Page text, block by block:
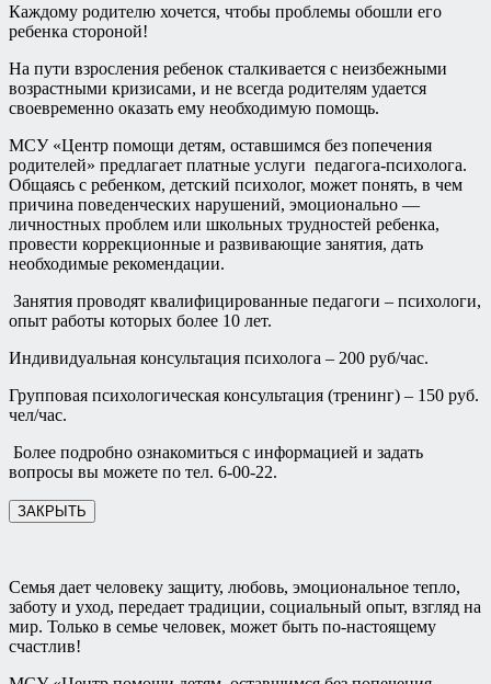
Каждому родителю хочется, чтобы проблемы обошли его
ребенка стороной!
На пути взросления ребенок сталкивается с неизбежными
возрастными кризисами, и не всегда родителям удается
своевременно оказать ему необходимую помощь.
МСУ «Центр помощи детям, оставшимся без попечения
родителей» предлагает платные услуги педагога-психолога.
Общаясь с ребенком, детский психолог, может понять, в чем
причина поведенческих нарушений, эмоционально —
личностных проблем или школьных трудностей ребенка,
провести коррекционные и развивающие занятия, дать
необходимые рекомендации.
Занятия проводят квалифицированные педагоги – психологи,
опыт работы которых более 10 лет.
Индивидуальная консультация психолога – 200 руб/час.
Групповая психологическая консультация (тренинг) – 150 руб.
чел/час.
Более подробно ознакомиться с информацией и задать
вопросы вы можете по тел. 6-00-22.
ЗАКРЫТЬ
Семья дает человеку защиту, любовь, эмоциональное тепло,
заботу и уход, передает традиции, социальный опыт, взгляд на
мир. Только в семье человек, может быть по-настоящему
счастлив!